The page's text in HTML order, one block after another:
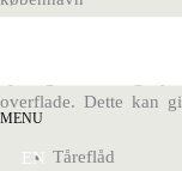
MENU
EN
HVAD ER
Entropion er en
øjenlågets kant og
overflade. Dette kan
Tåreflåd